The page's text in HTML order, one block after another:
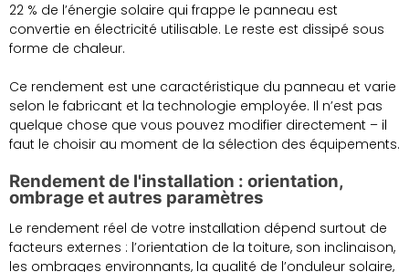
22 % de l’énergie solaire qui frappe le panneau est
convertie en électricité utilisable. Le reste est dissipé sous
forme de chaleur.
Ce rendement est une caractéristique du panneau et varie
selon le fabricant et la technologie employée. Il n’est pas
quelque chose que vous pouvez modifier directement – il
faut le choisir au moment de la sélection des équipements.
Rendement de l'installation : orientation,
ombrage et autres paramètres
Le rendement réel de votre installation dépend surtout de
facteurs externes : l’orientation de la toiture, son inclinaison,
les ombrages environnants, la qualité de l’onduleur solaire,